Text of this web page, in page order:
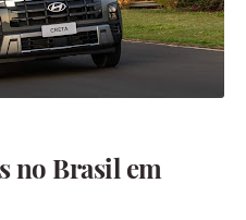
no Brasil em